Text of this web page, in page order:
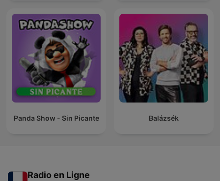
Panda Show - Sin Picante Balázsék
Radio en Ligne